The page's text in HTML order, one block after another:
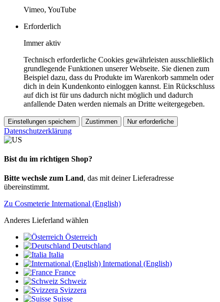
Vimeo, YouTube
Erforderlich
Immer aktiv
Technisch erforderliche Cookies gewährleisten ausschließlich
grundlegende Funktionen unserer Webseite. Sie dienen zum
Beispiel dazu, dass du Produkte im Warenkorb sammeln oder
dich in dein Kundenkonto einloggen kannst. Ein Rückschluss
auf dich ist für uns dadurch nicht möglich und dadurch
anfallende Daten werden niemals an Dritte weitergegeben.
Einstellungen speichern Zustimmen Nur erforderliche
Datenschutzerklärung
Bist du im richtigen Shop?
Bitte wechsle zum Land, das mit deiner Lieferadresse
übereinstimmt.
Zu Cosmeterie International (English)
Anderes Lieferland wählen
Österreich
Deutschland
Italia
International (English)
France
Schweiz
Svizzera
Suisse